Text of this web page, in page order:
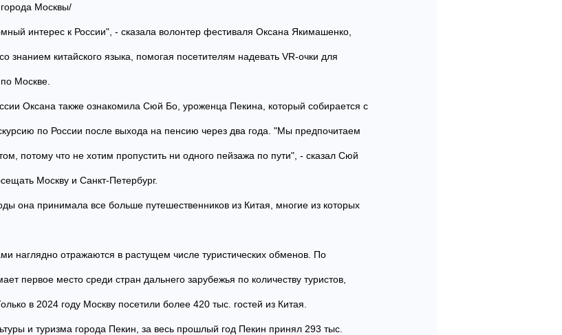
Москвы/
интерес к России", - сказала волонтер фестиваля Оксана Якимашенко,
знанием китайского языка, помогая посетителям надевать VR-очки для
Москве.
Оксана также ознакомила Сюй Бо, уроженца Пекина, который собирается с
по России после выхода на пенсию через два года. "Мы предпочитаем
потому что не хотим пропустить ни одного пейзажа по пути", - сказал Сюй
Москву и Санкт-Петербург.
она принимала все больше путешественников из Китая, многие из которых
наглядно отражаются в растущем числе туристических обменов. По
первое место среди стран дальнего зарубежья по количеству туристов,
в 2024 году Москву посетили более 420 тыс. гостей из Китая.
и туризма города Пекин, за весь прошлый год Пекин принял 293 тыс.